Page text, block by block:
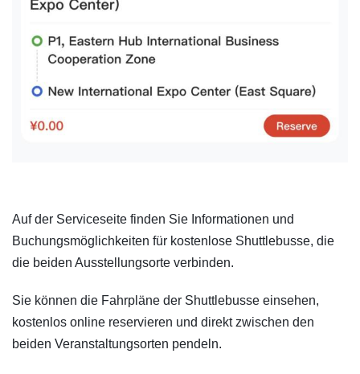
Auf der Serviceseite finden Sie Informationen und
Buchungsmöglichkeiten für kostenlose Shuttlebusse, die
die beiden Ausstellungsorte verbinden.
Sie können die Fahrpläne der Shuttlebusse einsehen,
kostenlos online reservieren und direkt zwischen den
beiden Veranstaltungsorten pendeln.